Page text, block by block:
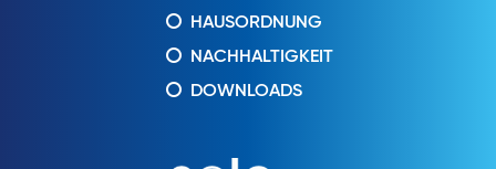
HAUSORDNUNG
NACHHALTIGKEIT
DOWNLOADS